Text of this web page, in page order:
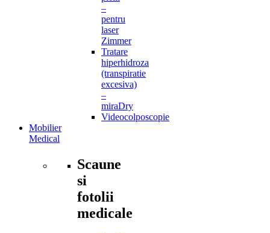
–
pentru
laser
Zimmer
Tratare
hiperhidroza
(transpiratie
excesiva)
–
miraDry
Videocolposcopie
Mobilier
Medical
Scaune
si
fotolii
medicale